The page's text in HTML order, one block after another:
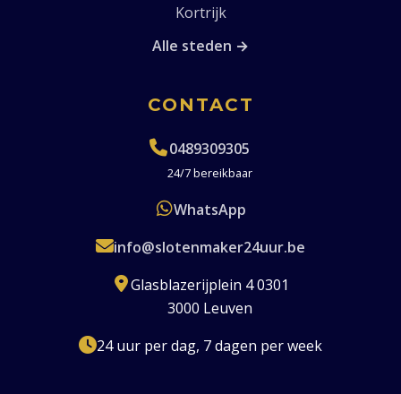
Kortrijk
Alle steden →
CONTACT
0489309305
24/7 bereikbaar
WhatsApp
info@slotenmaker24uur.be
Glasblazerijplein 4 0301
3000 Leuven
24 uur per dag, 7 dagen per week